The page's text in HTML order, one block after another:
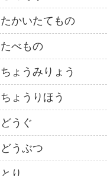
たかいたてもの
たべもの
ちょうみりょう
ちょうりほう
どうぐ
どうぶつ